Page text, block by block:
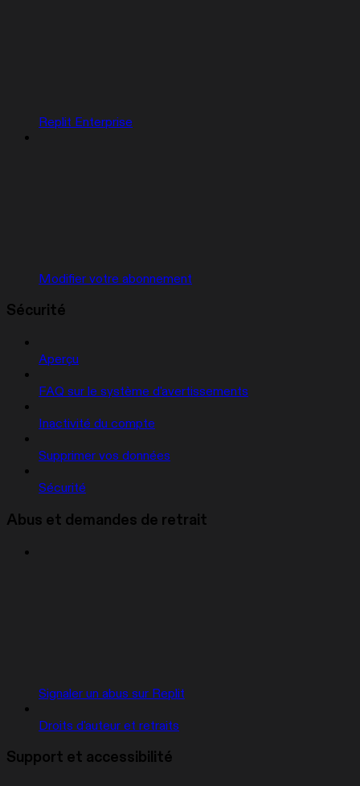
Replit Enterprise
Modifier votre abonnement
Sécurité
Aperçu
FAQ sur le système d'avertissements
Inactivité du compte
Supprimer vos données
Sécurité
Abus et demandes de retrait
Signaler un abus sur Replit
Droits d'auteur et retraits
Support et accessibilité